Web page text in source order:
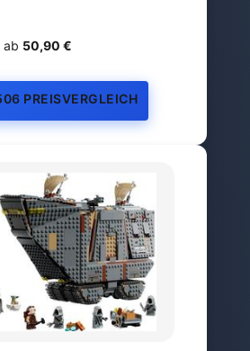
ab 50,90 €
PREISVERGLEICH